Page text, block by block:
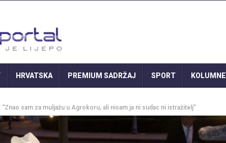
HRVATSKA PREMIUM SADRŽAJ SPORT KOLUMNE
“Znao sam za muljažu u Agrokoru, ali nisam ja ni sudac ni istražitelj”